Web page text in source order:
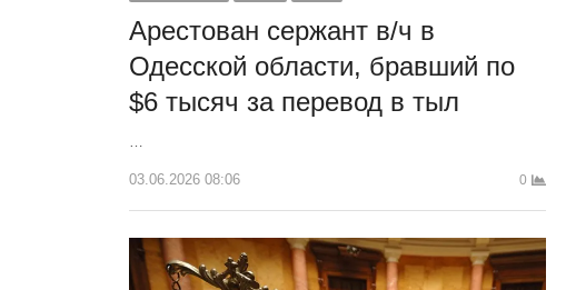
Арестован сержант в/ч в
Одесской области, бравший по
$6 тысяч за перевод в тыл
03.06.2026 08:06 0